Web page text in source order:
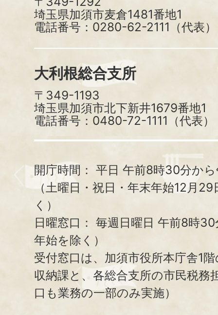
埼玉県加須市麦倉1481番地1
電話番号：0280-62-2111（代表）
大利根総合支所
〒349-1193
埼玉県加須市北下新井1679番地1
電話番号：0480-72-1111（代表）
開庁時間： 平日 午前8時30分か
（土曜日・祝日・年末年始12月
く）
日曜窓口： 毎週日曜日 午前8時
年始を除く）
受付窓口は、加須市役所本庁舎1
収納課と、 各総合支所の市民税務
口も業務の一部のみ実施）